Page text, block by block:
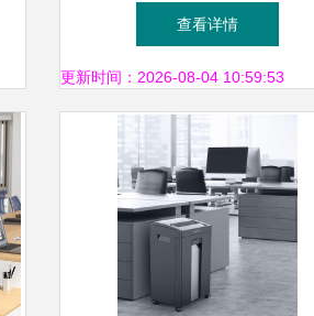
高效运转的坚实后盾
查看详情
更新时间：2026-08-04 10:59:53